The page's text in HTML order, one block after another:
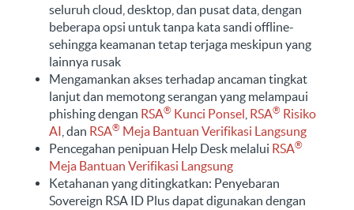
seluruh cloud, desktop, dan pusat data, dengan
beberapa opsi untuk tanpa kata sandi offline-
sehingga keamanan tetap terjaga meskipun yang
lainnya rusak
Mengamankan akses terhadap ancaman tingkat
lanjut dan memotong serangan yang melampaui
phishing dengan RSA® Kunci Ponsel RSA® Risiko
AI , dan RSA® Meja Bantuan Verifikasi Langsung
Pencegahan penipuan Help Desk melalui RSA®
Meja Bantuan Verifikasi Langsung
Ketahanan yang ditingkatkan: Penyebaran
Sovereign RSA ID Plus dapat digunakan dengan